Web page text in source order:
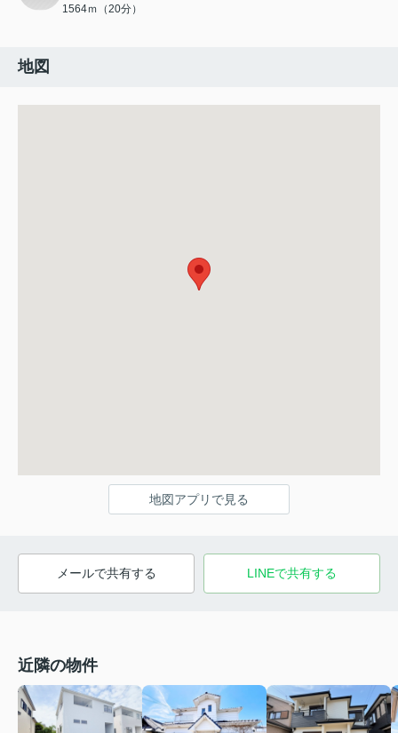
1564ｍ（20分）
地図
地図アプリで見る
メールで共有する LINEで共有する
近隣の物件